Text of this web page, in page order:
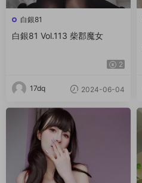
白銀81
白銀81 Vol.113 柴郡魔女
2
17dq 2024-06-04